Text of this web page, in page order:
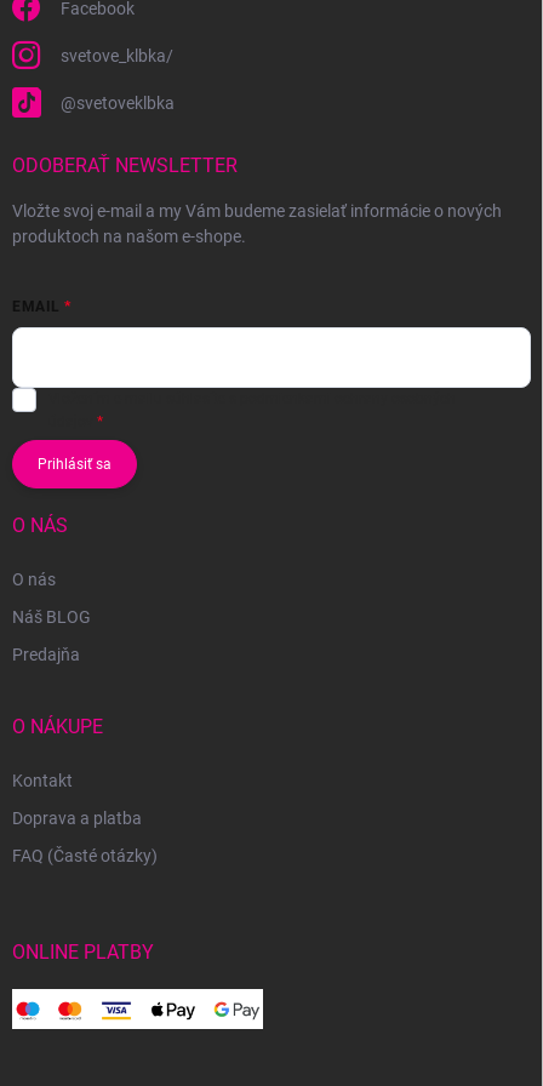
Facebook
svetove_klbka/
@svetoveklbka
ODOBERAŤ NEWSLETTER
Vložte svoj e-mail a my Vám budeme zasielať informácie o nových
produktoch na našom e-shope.
EMAIL
Prihlásiť sa
O NÁS
O nás
Náš BLOG
Predajňa
O NÁKUPE
Kontakt
Doprava a platba
FAQ (Časté otázky)
ONLINE PLATBY